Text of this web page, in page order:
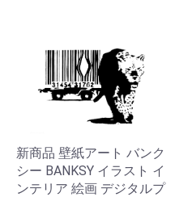
新商品 壁紙アート バンク
シー BANKSY イラスト イ
ンテリア 絵画 デジタルプ